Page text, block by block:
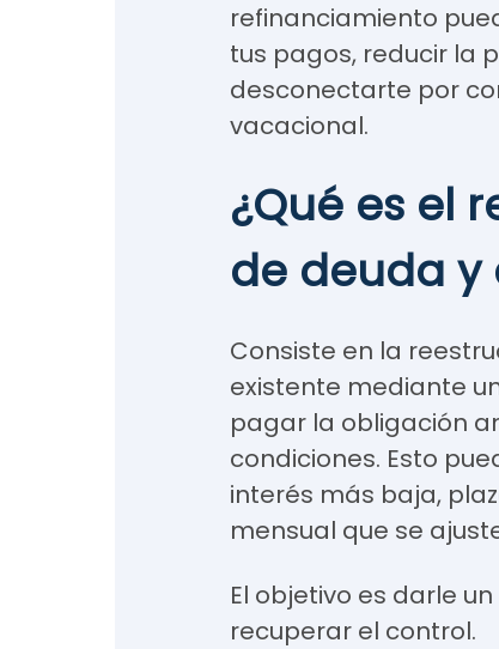
refinanciamiento
tus pagos, reducir la
desconectarte por
vacacional.
¿Qué es el
de deuda y
Consiste en la
existente mediante
pagar la obligación
condiciones. Esto
interés más baja,
mensual que se
El objetivo es darle
recuperar el control.